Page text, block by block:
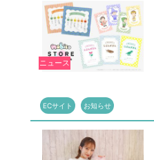
ニュース
ECサイト お知らせ